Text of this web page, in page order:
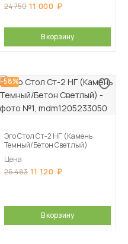
24 750 11 000
В корзину
-58%
Эго Стол Ст-2 НГ (Камень
Темный/Бетон Светлый)
Цена
26 483 11 120
В корзину